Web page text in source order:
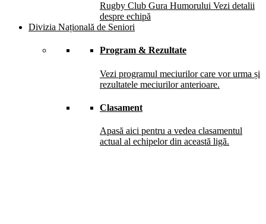
Rugby Club Gura Humorului Vezi detalii
despre echipă
Divizia Națională de Seniori
Program & Rezultate
Vezi programul meciurilor care vor urma și
rezultatele meciurilor anterioare.
Clasament
Apasă aici pentru a vedea clasamentul
actual al echipelor din această ligă.